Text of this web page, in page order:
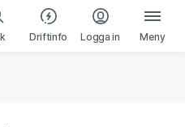
Driftinfo Logga in(öppnas i ny
Meny